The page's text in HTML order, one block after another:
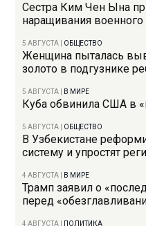
Сестра Ким Чен Ына
наращивания военного
5 АВГУСТА ОБЩЕСТВО
Женщина пыталась
золото в подгузнике
5 АВГУСТА В МИРЕ
Куба обвинила США в
5 АВГУСТА ОБЩЕСТВО
В Узбекистане
систему и упростят
4 АВГУСТА В МИРЕ
Трамп заявил о
перед
4 АВГУСТА ПОЛИТИКА